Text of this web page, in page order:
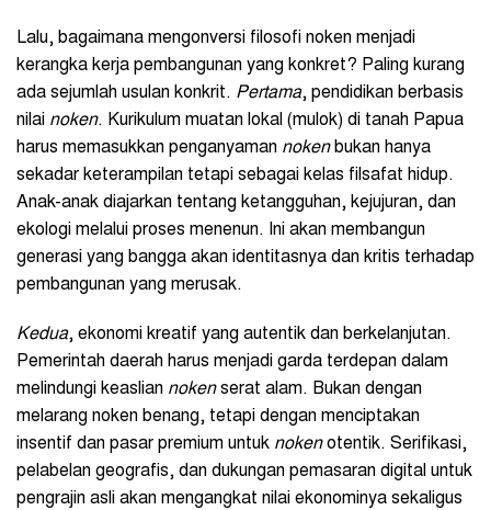
Lalu, bagaimana mengonversi filosofi noken menjadi
kerangka kerja pembangunan yang konkret? Paling kurang
ada sejumlah usulan konkrit. Pertama, pendidikan berbasis
nilai noken. Kurikulum muatan lokal (mulok) di tanah Papua
harus memasukkan penganyaman nokenbukan hanya
sekadar keterampilan tetapi sebagai kelas filsafat hidup.
Anak-anak diajarkan tentang ketangguhan, kejujuran, dan
ekologi melalui proses menenun. Ini akan membangun
generasi yang bangga akan identitasnya dan kritis terhadap
pembangunan yang merusak.
Kedua, ekonomi kreatif yang autentik dan berkelanjutan.
Pemerintah daerah harus menjadi garda terdepan dalam
melindungi keaslian nokenserat alam. Bukan dengan
melarang noken benang, tetapi dengan menciptakan
insentif dan pasar premium untuk nokenotentik. Serifikasi,
pelabelan geografis, dan dukungan pemasaran digital untuk
pengrajin asli akan mengangkat nilai ekonominya sekaligus